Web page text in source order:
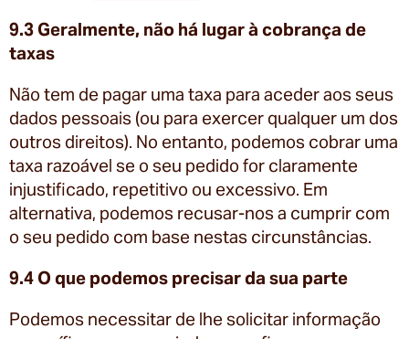
9.3 Geralmente, não há lugar à cobrança de
taxas
Não tem de pagar uma taxa para aceder aos seus
dados pessoais (ou para exercer qualquer um dos
outros direitos). No entanto, podemos cobrar uma
taxa razoável se o seu pedido for claramente
injustificado, repetitivo ou excessivo. Em
alternativa, podemos recusar-nos a cumprir com
o seu pedido com base nestas circunstâncias.
9.4 O que podemos precisar da sua parte
Podemos necessitar de lhe solicitar informação